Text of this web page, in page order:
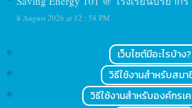
8 August 2026 at 12 : 58 PM
เว็บไซต์มีอะไรบ้าง?
วิธีใช้งานสำหรับสมา
วิธีใช้งานสำหรับองค์กรเ